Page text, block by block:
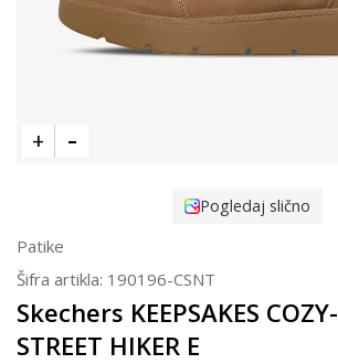
Pogledaj slično
Patike
Šifra artikla: 190196-CSNT
Skechers KEEPSAKES COZY-
STREET HIKER E